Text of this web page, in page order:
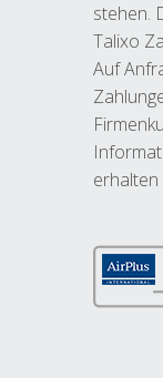
stehen.
Talixo
Auf
erhalten